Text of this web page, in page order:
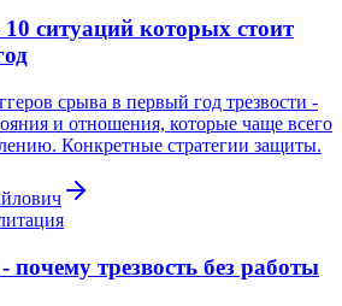
ситуаций которых стоит
срыва в первый год трезвости -
и отношения, которые чаще всего
Конкретные стратегии защиты.
почему трезвость без работы